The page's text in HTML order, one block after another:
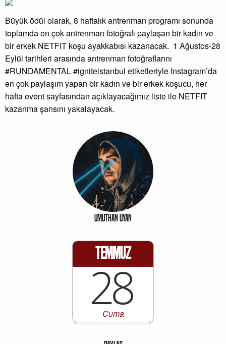
Büyük ödül olarak, 8 haftalık antrenman programı sonunda
toplamda en çok antrenman fotoğrafı paylaşan bir kadın ve
bir erkek NETFIT koşu ayakkabısı kazanacak. 1 Ağustos-28
Eylül tarihleri arasında antrenman fotoğraflarını
#RUNDAMENTAL #igniteistanbul etiketleriyle Instagram’da
en çok paylaşım yapan bir kadın ve bir erkek koşucu, her
hafta event sayfasından açıklayacağımız liste ile NETFIT
kazanma şansını yakalayacak.
Umuthan Uyan
Cuma
Temmuz
28